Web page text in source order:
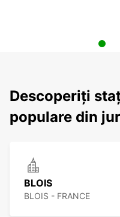
Descoperiți
populare din
BLOIS
BLOIS - FRANCE